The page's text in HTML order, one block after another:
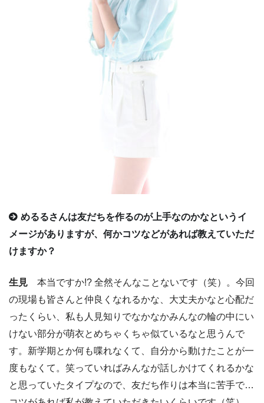
めるるさんは友だちを作るのが上手なのかなというイ
メージがありますが、何かコツなどがあれば教えていただ
けますか？
生見 本当ですか!? 全然そんなことないです（笑）。今回
の現場も皆さんと仲良くなれるかな、大丈夫かなと心配だ
ったくらい、私も人見知りでなかなかみんなの輪の中にい
けない部分が萌衣とめちゃくちゃ似ているなと思うんで
す。新学期とか何も喋れなくて、自分から動けたことが一
度もなくて。笑っていればみんなが話しかけてくれるかな
と思っていたタイプなので、友だち作りは本当に苦手で…